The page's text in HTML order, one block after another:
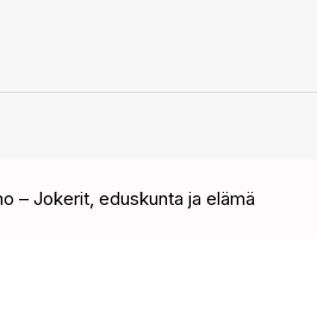
– Jokerit, eduskunta ja elämä